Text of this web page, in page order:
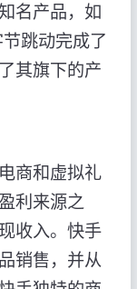
名产品，如
跳动完成了
其旗下的产
商和虚拟礼
利来源之
收入。快手
销售，并从